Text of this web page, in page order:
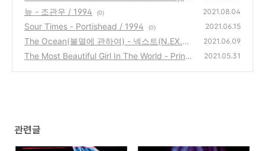
horn / 1994
(0)
늪 - 조관우 / 1994 (0) 2021.08.04
Sour Times - Portishead / 1994 (0) 2021.06.15
The Ocean(불멸에 관하여) - 넥스트(N.EX.T)
/ 1994
(1)
2021.06.09
The Most Beautiful Girl In The World - Princ
2021.05.31
관련글